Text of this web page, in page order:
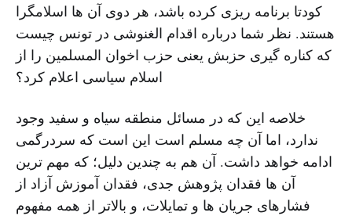
کودتا برنامه ریزی کرده باشد، هر دوی آن ها اسلامگرا
هستند. نظر شما درباره اقدام الغنوشی در تونس چیست
که کناره گیری حزبش یعنی حزب اخوان المسلمین را از
اسلام سیاسی اعلام کرد؟
خلاصه این که در مسائل منطقه سیاه و سفید وجود
ندارد، اما آن چه مسلم است این است که سردرگمی
ادامه خواهد داشت. آن هم به چندین دلیل؛ که مهم ترین
آن ها فقدان پژوهش جدی، فقدان آموزش آزاد از
فشارهای جریان ها و تمایلات، و بالاتر از همه مفهوم